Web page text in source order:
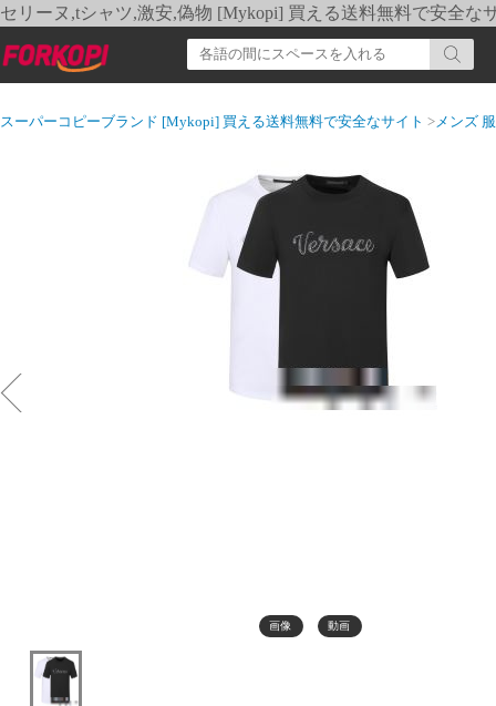
セリーヌ,tシャツ,激安,偽物 [Mykopi] 買える送料無料で安全な
スーパーコピーブランド [Mykopi] 買える送料無料で安全なサイト >メンズ 服
画像 動画